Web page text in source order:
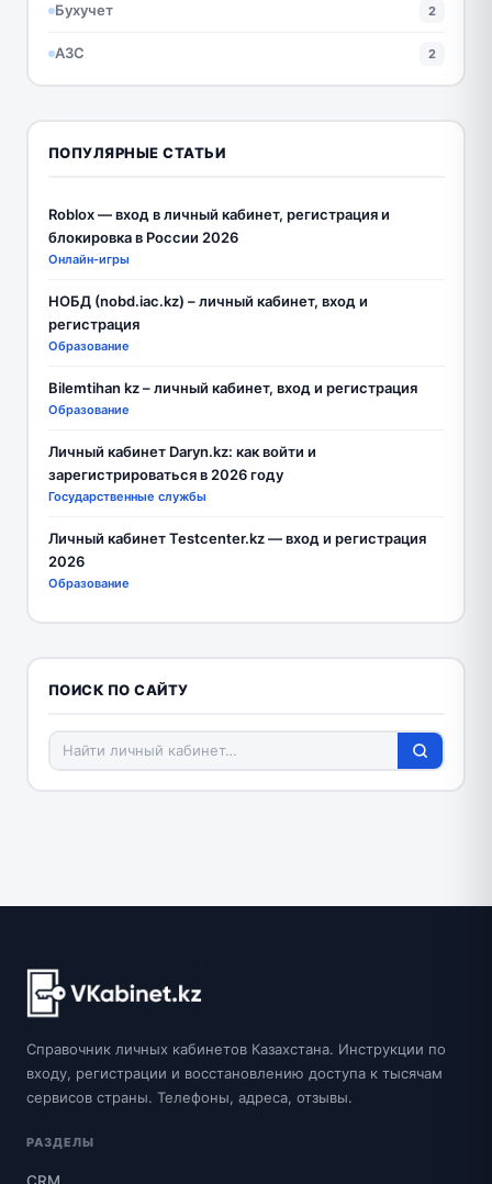
Бухучет 2
АЗС 2
ПОПУЛЯРНЫЕ СТАТЬИ
Roblox — вход в личный кабинет, регистрация и
блокировка в России 2026
Онлайн-игры
НОБД (nobd.iac.kz) – личный кабинет, вход и
регистрация
Образование
Bilemtihan kz – личный кабинет, вход и регистрация
Образование
Личный кабинет Daryn.kz: как войти и
зарегистрироваться в 2026 году
Государственные службы
Личный кабинет Testcenter.kz — вход и регистрация
2026
Образование
ПОИСК ПО САЙТУ
Справочник личных кабинетов Казахстана. Инструкции по
входу, регистрации и восстановлению доступа к тысячам
сервисов страны. Телефоны, адреса, отзывы.
РАЗДЕЛЫ